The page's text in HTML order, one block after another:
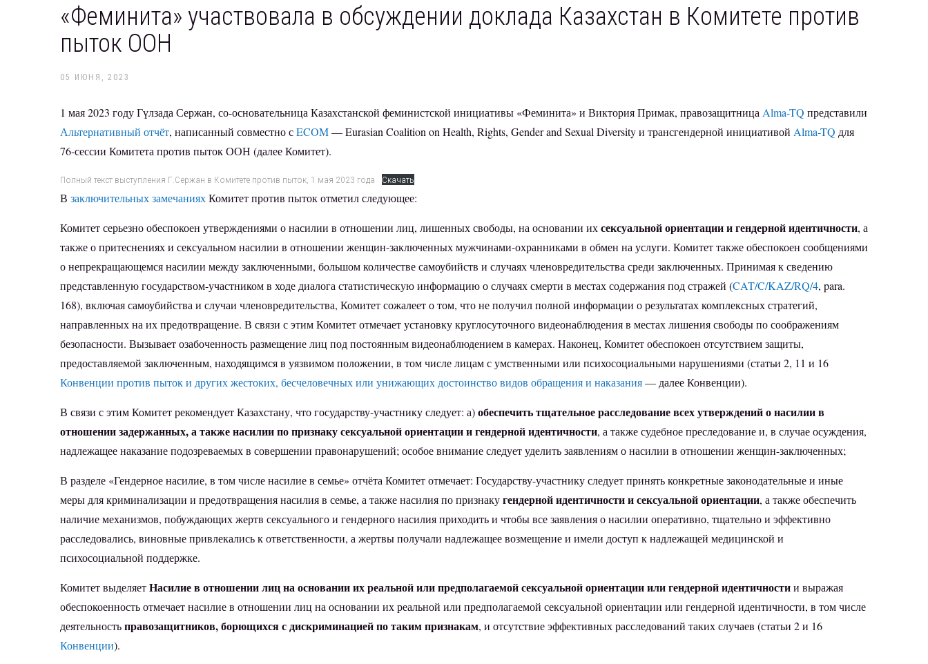
«Феминита» участвовала в обсуждении доклада Казахстан в Комитете против
пыток ООН
05 ИЮНЯ, 2023
1 мая 2023 году Гүлзада Сержан, со-основательница Казахстанской феминистской инициативы «Феминита» и Виктория Примак, правозащитница Alma-TQ представили
Альтернативный отчёт, написанный совместно сECOM— Eurasian Coalition on Health, Rights, Gender and Sexual Diversity и трансгендерной инициативой Alma-TQ для
76-сессии Комитета против пыток ООН (далее Комитет).
Полный текст выступления Г.Сержан в Комитете против пыток, 1 мая 2023 года Скачать
В заключительных замечанияхКомитет против пыток отметил следующее:
Комитет серьезно обеспокоен утверждениями о насилии в отношении лиц, лишенных свободы, на основании ихсексуальной ориентации и гендерной идентичности, а
также о притеснениях и сексуальном насилии в отношении женщин-заключенных мужчинами-охранниками в обмен на услуги. Комитет также обеспокоен сообщениями
о непрекращающемся насилии между заключенными, большом количестве самоубийств и случаях членовредительства среди заключенных. Принимая к сведению
представленную государством-участником в ходе диалога статистическую информацию о случаях смерти в местах содержания под стражей (CAT/C/KAZ/RQ/4, para.
168), включая самоубийства и случаи членовредительства, Комитет сожалеет о том, что не получил полной информации о результатах комплексных стратегий,
направленных на их предотвращение. В связи с этим Комитет отмечает установку круглосуточного видеонаблюдения в местах лишения свободы по соображениям
безопасности. Вызывает озабоченность размещение лиц под постоянным видеонаблюдением в камерах. Наконец, Комитет обеспокоен отсутствием защиты,
предоставляемой заключенным, находящимся в уязвимом положении, в том числе лицам с умственными или психосоциальными нарушениями (статьи 2, 11 и 16
Конвенции против пыток и других жестоких, бесчеловечных или унижающих достоинство видов обращения и наказания— далее Конвенции).
В связи с этим Комитет рекомендует Казахстану, что государству-участнику следует: а)обеспечить тщательное расследование всех утверждений о насилии в
отношении задержанных, а также насилии по признаку сексуальной ориентации и гендерной идентичности, а также судебное преследование и, в случае осуждения,
надлежащее наказание подозреваемых в совершении правонарушений; особое внимание следует уделить заявлениям о насилии в отношении женщин-заключенных;
В разделе «Гендерное насилие, в том числе насилие в семье» отчёта Комитет отмечает: Государству-участнику следует принять конкретные законодательные и иные
меры для криминализации и предотвращения насилия в семье, а также насилия по признакугендерной идентичности и сексуальной ориентации, а также обеспечить
наличие механизмов, побуждающих жертв сексуального и гендерного насилия приходить и чтобы все заявления о насилии оперативно, тщательно и эффективно
расследовались, виновные привлекались к ответственности, а жертвы получали надлежащее возмещение и имели доступ к надлежащей медицинской и
психосоциальной поддержке.
Комитет выделяетНасилие в отношении лиц на основании их реальной или предполагаемой сексуальной ориентации или гендерной идентичностии выражая
обеспокоенность отмечает насилие в отношении лиц на основании их реальной или предполагаемой сексуальной ориентации или гендерной идентичности, в том числе
деятельностьправозащитников, борющихся с дискриминацией по таким признакам, и отсутствие эффективных расследований таких случаев (статьи 2 и 16
Конвенции).